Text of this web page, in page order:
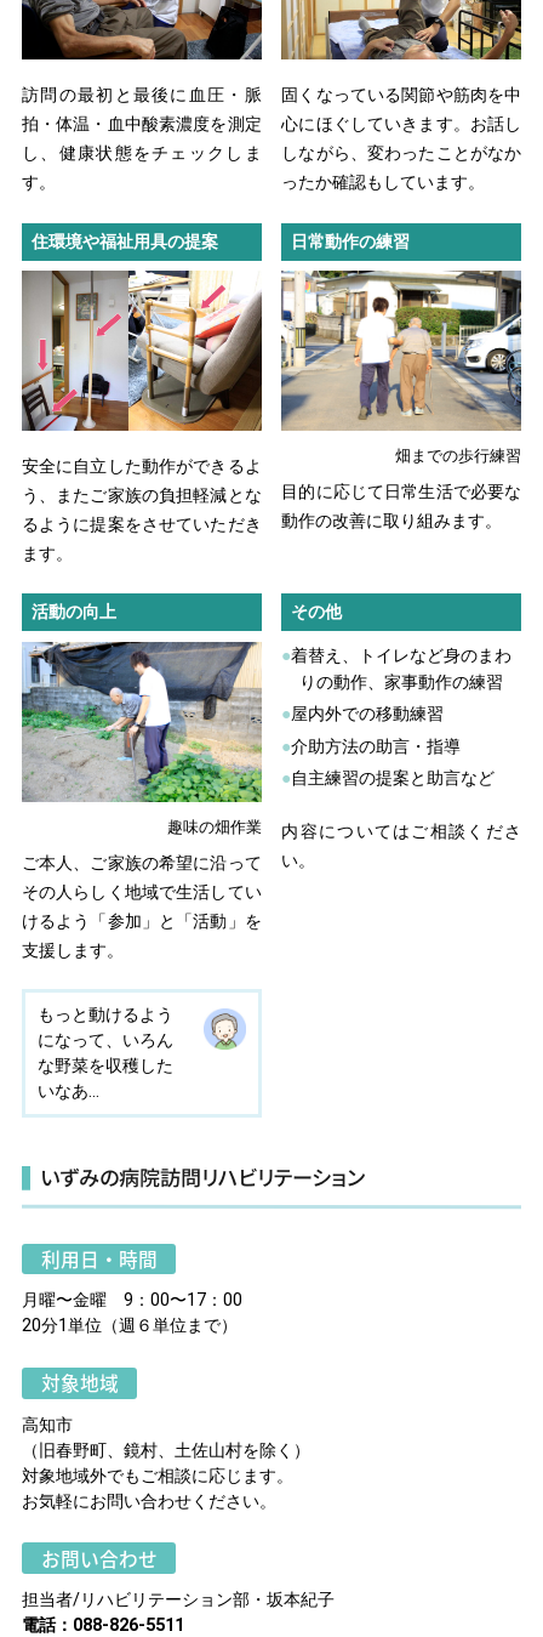
診療時間
午前（月〜土曜）9:00〜12:30
午後 （月〜金曜）13:30〜17:00
[受付 午前8:00〜11:30／午後12:30〜16:30]
訪問の最初と最後に血圧・脈
拍・体温・血中酸素濃度を測定
し、健康状態をチェックしま
す。
固くなっている関節や筋肉を中
心にほぐしていきます。お話し
しながら、変わったことがなか
ったか確認もしています。
住環境や福祉用具の提案
安全に自立した動作ができるよ
う、またご家族の負担軽減とな
るように提案をさせていただき
ます。
日常動作の練習
畑までの歩行練習
目的に応じて日常生活で必要な
動作の改善に取り組みます。
活動の向上
趣味の畑作業
ご本人、ご家族の希望に沿って
その人らしく地域で生活してい
けるよう「参加」と「活動」を
支援します。
もっと動けるよう
になって、いろん
な野菜を収穫した
いなあ…
その他
着替え、トイレなど身のまわ
りの動作、家事動作の練習
屋内外での移動練習
介助方法の助言・指導
自主練習の提案と助言など
内容についてはご相談くださ
い。
いずみの病院訪問リハビリテーション
利用日・時間
月曜〜金曜 9：00〜17：00
20分1単位（週６単位まで）
対象地域
高知市
（旧春野町、鏡村、土佐山村を除く）
対象地域外でもご相談に応じます。
お気軽にお問い合わせください。
お問い合わせ
担当者/リハビリテーション部・坂本紀子
電話：088-826-5511